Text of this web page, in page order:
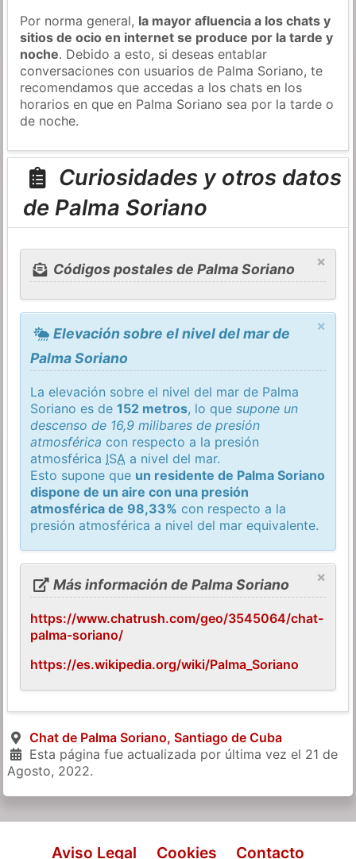
Por norma general, la mayor afluencia a los chats y
sitios de ocio en internet se produce por la tarde y
noche. Debido a esto, si deseas entablar
conversaciones con usuarios de Palma Soriano, te
recomendamos que accedas a los chats en los
horarios en que en Palma Soriano sea por la tarde o
de noche.
Curiosidades y otros datos
de Palma Soriano
×
Códigos postales de Palma Soriano
×
Elevación sobre el nivel del mar de
Palma Soriano
La elevación sobre el nivel del mar de Palma
Soriano es de152 metros, lo quesupone un
descenso de 16,9 milibares de presión
atmosférica con respecto a la presión
atmosférica ISA a nivel del mar.
Esto supone que un residente de Palma Soriano
dispone de un aire con una presión
atmosférica de 98,33% con respecto a la
presión atmosférica a nivel del mar equivalente.
×
Más información de Palma Soriano
https://www.chatrush.com/geo/3545064/chat-
palma-soriano/
https://es.wikipedia.org/wiki/Palma_Soriano
Chat de Palma Soriano, Santiago de Cuba
Esta página fue actualizada por última vez el 21 de
Agosto, 2022.
Aviso Legal Cookies Contacto